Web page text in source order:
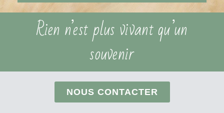
Rien n’est plus vivant qu’un
souvenir
NOUS CONTACTER